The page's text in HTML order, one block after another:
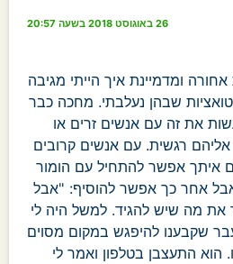
26 באוגוסט 2018 בשעה 20:57
ומדמיינת איך הייתי מגיבה
שבהן נעלבתי. מחכה כבר
את זה עם אנשים זרים או
רגשית. עם אנשים קרובים
איתך אפשר להתחיל עם הומור
אחר כך אפשר להוסיף: "אבל
את מה שיש להגיד. למשל היה לי
שקבענו להיפגש במקום מסוים
הוא התעצבן בטלפון ואמר לי